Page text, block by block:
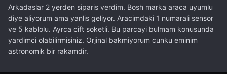
Arkadaslar 2 yerden siparis verdim. Bosh marka araca uyumlu
diye aliyorum ama yanlis geliyor. Aracimdaki 1 numarali sensor
ve 5 kablolu. Ayrca cift soketli. Bu parcayi bulmam konusunda
yardimci olabilirmisiniz. Orjinal bakmiyorum cunku eminim
astronomik bir rakamdir.